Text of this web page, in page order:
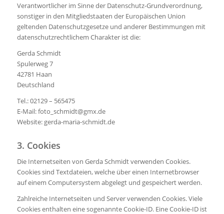
Verantwortlicher im Sinne der Datenschutz-Grundverordnung,
sonstiger in den Mitgliedstaaten der Europäischen Union
geltenden Datenschutzgesetze und anderer Bestimmungen mit
datenschutzrechtlichem Charakter ist die:
Gerda Schmidt
Spulerweg 7
42781 Haan
Deutschland
Tel.: 02129 – 565475
E-Mail: foto_schmidt@gmx.de
Website: gerda-maria-schmidt.de
3. Cookies
Die Internetseiten von Gerda Schmidt verwenden Cookies.
Cookies sind Textdateien, welche über einen Internetbrowser
auf einem Computersystem abgelegt und gespeichert werden.
Zahlreiche Internetseiten und Server verwenden Cookies. Viele
Cookies enthalten eine sogenannte Cookie-ID. Eine Cookie-ID ist